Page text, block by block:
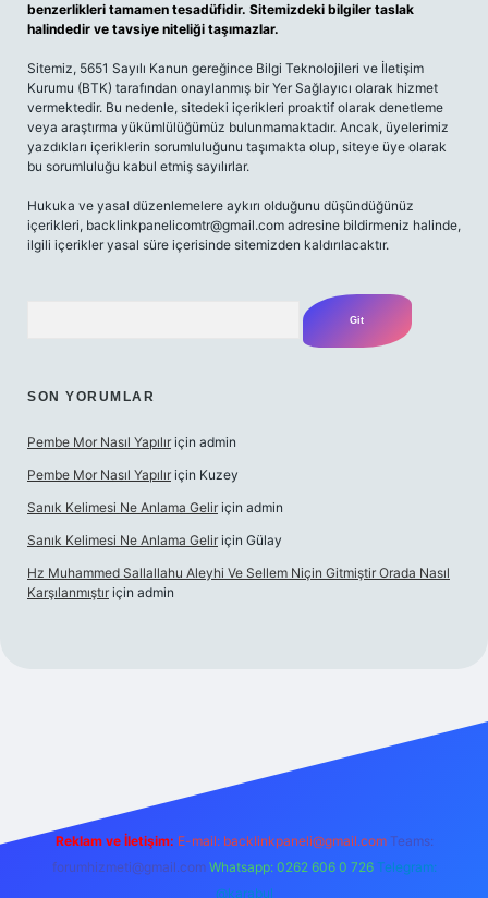
benzerlikleri tamamen tesadüfidir. Sitemizdeki bilgiler taslak
halindedir ve tavsiye niteliği taşımazlar.
Sitemiz, 5651 Sayılı Kanun gereğince Bilgi Teknolojileri ve İletişim
Kurumu (BTK) tarafından onaylanmış bir Yer Sağlayıcı olarak hizmet
vermektedir. Bu nedenle, sitedeki içerikleri proaktif olarak denetleme
veya araştırma yükümlülüğümüz bulunmamaktadır. Ancak, üyelerimiz
yazdıkları içeriklerin sorumluluğunu taşımakta olup, siteye üye olarak
bu sorumluluğu kabul etmiş sayılırlar.
Hukuka ve yasal düzenlemelere aykırı olduğunu düşündüğünüz
içerikleri, backlinkpanelicomtr@gmail.com adresine bildirmeniz halinde,
ilgili içerikler yasal süre içerisinde sitemizden kaldırılacaktır.
SON YORUMLAR
Pembe Mor Nasıl Yapılır için admin
Pembe Mor Nasıl Yapılır için Kuzey
Sanık Kelimesi Ne Anlama Gelir için admin
Sanık Kelimesi Ne Anlama Gelir için Gülay
Hz Muhammed Sallallahu Aleyhi Ve Sellem Niçin Gitmiştir Orada Nasıl
Karşılanmıştır için admin
Reklam ve İletişim: E-mail: backlinkpaneli@gmail.com Teams:
forumhizmeti@gmail.com Whatsapp: 0262 606 0 726 Telegram:
@karabul